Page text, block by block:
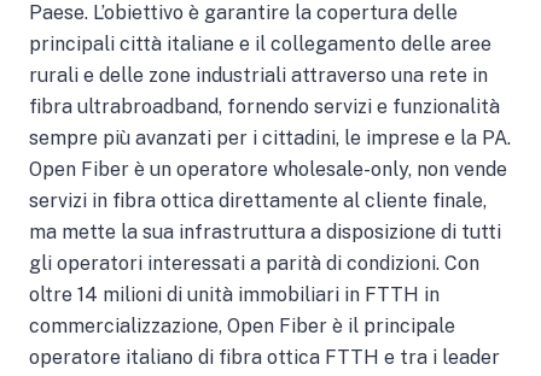
Paese. L’obiettivo è garantire la copertura delle
principali città italiane e il collegamento delle aree
rurali e delle zone industriali attraverso una rete in
fibra ultrabroadband, fornendo servizi e funzionalità
sempre più avanzati per i cittadini, le imprese e la PA.
Open Fiber è un operatore wholesale-only, non vende
servizi in fibra ottica direttamente al cliente finale,
ma mette la sua infrastruttura a disposizione di tutti
gli operatori interessati a parità di condizioni. Con
oltre 14 milioni di unità immobiliari in FTTH in
commercializzazione, Open Fiber è il principale
operatore italiano di fibra ottica FTTH e tra i leader